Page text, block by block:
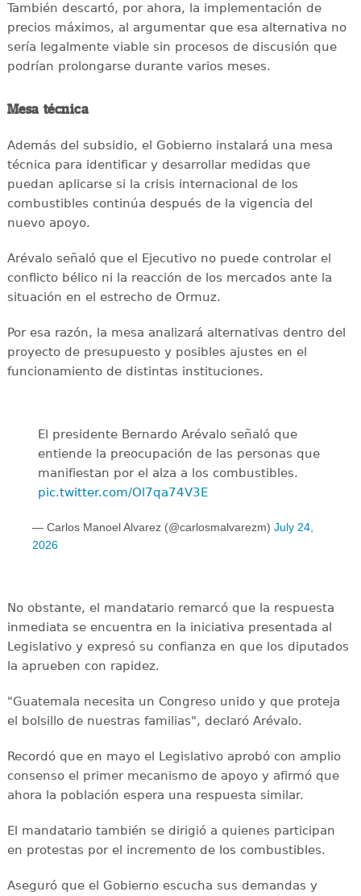
También descartó, por ahora, la implementación de
precios máximos, al argumentar que esa alternativa no
sería legalmente viable sin procesos de discusión que
podrían prolongarse durante varios meses.
Mesa técnica
Además del subsidio, el Gobierno instalará una mesa
técnica para identificar y desarrollar medidas que
puedan aplicarse si la crisis internacional de los
combustibles continúa después de la vigencia del
nuevo apoyo.
Arévalo señaló que el Ejecutivo no puede controlar el
conflicto bélico ni la reacción de los mercados ante la
situación en el estrecho de Ormuz.
Por esa razón, la mesa analizará alternativas dentro del
proyecto de presupuesto y posibles ajustes en el
funcionamiento de distintas instituciones.
El presidente Bernardo Arévalo señaló que
entiende la preocupación de las personas que
manifiestan por el alza a los combustibles.
pic.twitter.com/Ol7qa74V3E
— Carlos Manoel Alvarez (@carlosmalvarezm) July 24,
2026
No obstante, el mandatario remarcó que la respuesta
inmediata se encuentra en la iniciativa presentada al
Legislativo y expresó su confianza en que los diputados
la aprueben con rapidez.
"Guatemala necesita un Congreso unido y que proteja
el bolsillo de nuestras familias", declaró Arévalo.
Recordó que en mayo el Legislativo aprobó con amplio
consenso el primer mecanismo de apoyo y afirmó que
ahora la población espera una respuesta similar.
El mandatario también se dirigió a quienes participan
en protestas por el incremento de los combustibles.
Aseguró que el Gobierno escucha sus demandas y